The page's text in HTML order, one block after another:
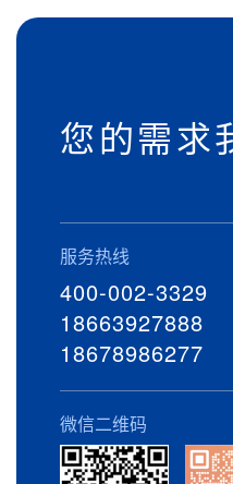
您的需求
服务热线
400-002-3329
18663927888
18678986277
微信二维码